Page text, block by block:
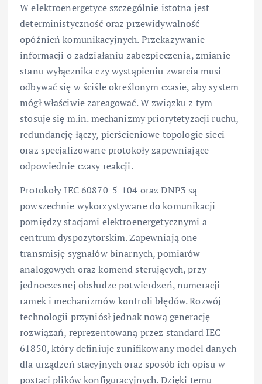
W elektroenergetyce szczególnie istotna jest
deterministyczność oraz przewidywalność
opóźnień komunikacyjnych. Przekazywanie
informacji o zadziałaniu zabezpieczenia, zmianie
stanu wyłącznika czy wystąpieniu zwarcia musi
odbywać się w ściśle określonym czasie, aby system
mógł właściwie zareagować. W związku z tym
stosuje się m.in. mechanizmy priorytetyzacji ruchu,
redundancję łączy, pierścieniowe topologie sieci
oraz specjalizowane protokoły zapewniające
odpowiednie czasy reakcji.
Protokoły IEC 60870-5-104 oraz DNP3 są
powszechnie wykorzystywane do komunikacji
pomiędzy stacjami elektroenergetycznymi a
centrum dyspozytorskim. Zapewniają one
transmisję sygnałów binarnych, pomiarów
analogowych oraz komend sterujących, przy
jednoczesnej obsłudze potwierdzeń, numeracji
ramek i mechanizmów kontroli błędów. Rozwój
technologii przyniósł jednak nową generację
rozwiązań, reprezentowaną przez standard IEC
61850, który definiuje zunifikowany model danych
dla urządzeń stacyjnych oraz sposób ich opisu w
postaci plików konfiguracyjnych. Dzięki temu